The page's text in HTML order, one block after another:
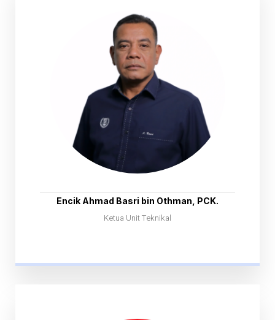
Encik Ahmad Basri bin Othman, PCK.
Ketua Unit Teknikal